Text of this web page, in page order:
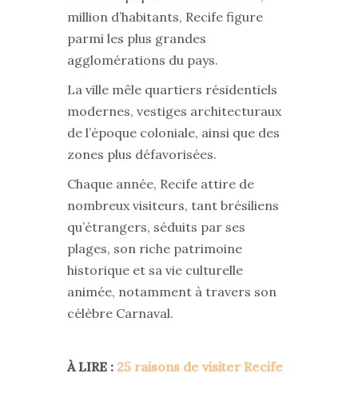
million d’habitants, Recife figure
parmi les plus grandes
agglomérations du pays.
La ville mêle quartiers résidentiels
modernes, vestiges architecturaux
de l’époque coloniale, ainsi que des
zones plus défavorisées.
Chaque année, Recife attire de
nombreux visiteurs, tant brésiliens
qu’étrangers, séduits par ses
plages, son riche patrimoine
historique et sa vie culturelle
animée, notamment à travers son
célèbre Carnaval.
À LIRE : 25 raisons de visiter Recife